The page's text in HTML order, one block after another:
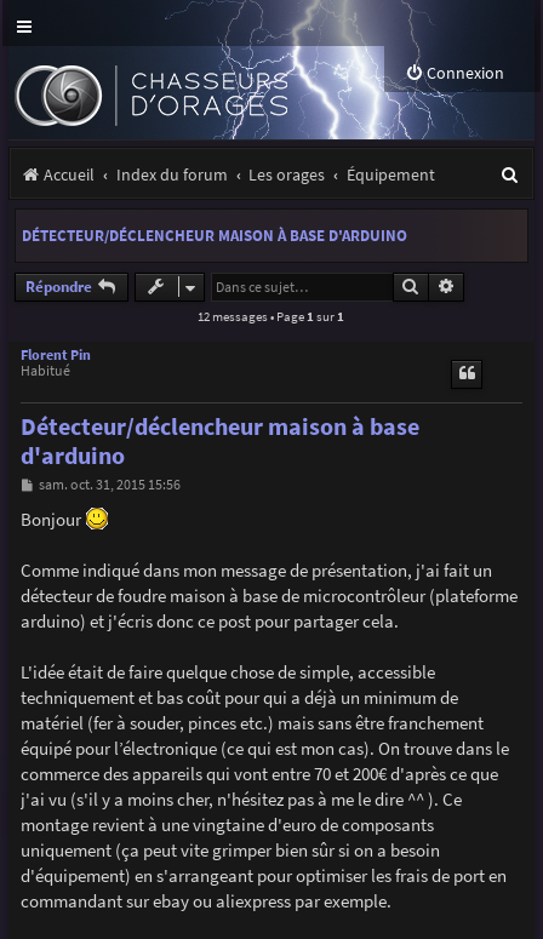
Connexion
Accueil Index du forum Les orages Équipement
e
DÉTECTEUR/DÉCLENCHEUR MAISON À BASE D'ARDUINO
Répondre Rechercher
12 messages • Page 1 sur 1
Florent Pin
Habitué
Détecteur/déclencheur maison à base
d'arduino
M
s
s
e
sam. oct. 31, 2015 15:56
Bonjour
Comme indiqué dans mon message de présentation, j'ai fait un
détecteur de foudre maison à base de microcontrôleur (plateforme
arduino) et j'écris donc ce post pour partager cela.
L'idée était de faire quelque chose de simple, accessible
techniquement et bas coût pour qui a déjà un minimum de
matériel (fer à souder, pinces etc.) mais sans être franchement
équipé pour l’électronique (ce qui est mon cas). On trouve dans le
commerce des appareils qui vont entre 70 et 200€ d'après ce que
j'ai vu (s'il y a moins cher, n'hésitez pas à me le dire ^^ ). Ce
montage revient à une vingtaine d'euro de composants
uniquement (ça peut vite grimper bien sûr si on a besoin
d'équipement) en s'arrangeant pour optimiser les frais de port en
commandant sur ebay ou aliexpress par exemple.